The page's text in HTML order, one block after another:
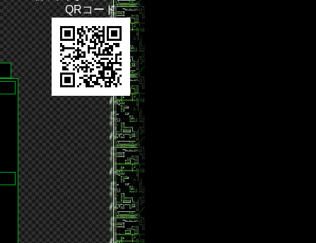
QRコード